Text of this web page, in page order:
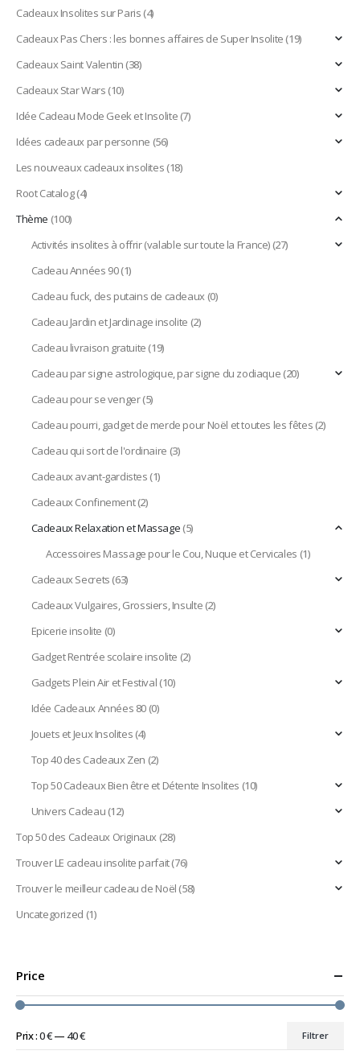
Cadeaux Insolites sur Paris(4)
Cadeaux Pas Chers : les bonnes affaires de Super Insolite(19)
Cadeaux Saint Valentin(38)
Cadeaux Star Wars(10)
Idée Cadeau Mode Geek et Insolite(7)
Idées cadeaux par personne (56)
Les nouveaux cadeaux insolites(18)
Root Catalog(4)
Thème (100)
Activités insolites à offrir (valable sur toute la France)(27)
Cadeau Années 90(1)
Cadeau fuck, des putains de cadeaux(0)
Cadeau Jardin et Jardinage insolite (2)
Cadeau livraison gratuite(19)
Cadeau par signe astrologique, par signe du zodiaque(20)
Cadeau pour se venger(5)
Cadeau pourri, gadget de merde pour Noël et toutes les fêtes(2)
Cadeau qui sort de l'ordinaire (3)
Cadeaux avant-gardistes(1)
Cadeaux Confinement(2)
Cadeaux Relaxation et Massage(5)
Accessoires Massage pour le Cou, Nuque et Cervicales (1)
Cadeaux Secrets(63)
Cadeaux Vulgaires, Grossiers, Insulte(2)
Epicerie insolite (0)
Gadget Rentrée scolaire insolite (2)
Gadgets Plein Air et Festival(10)
Idée Cadeaux Années 80(0)
Jouets et Jeux Insolites(4)
Top 40 des Cadeaux Zen (2)
Top 50 Cadeaux Bien être et Détente Insolites (10)
Univers Cadeau(12)
Top 50 des Cadeaux Originaux(28)
Trouver LE cadeau insolite parfait(76)
Trouver le meilleur cadeau de Noël(58)
Uncategorized (1)
Price
Filtrer
Prix :0 €— 40 €